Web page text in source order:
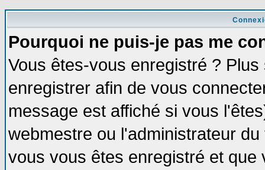
Pourquoi ne puis-je pas me
Vous êtes-vous enregistré ?
enregistrer afin de vous
message est affiché si vous
webmestre ou l'administrateur
vous vous êtes enregistré et